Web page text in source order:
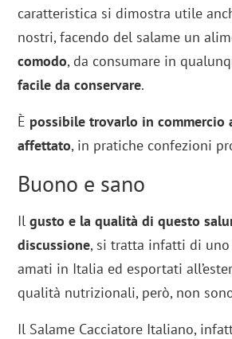
caratteristica si dimostra utile
nostri, facendo del salame un
comodo, da consumare in
facile da conservare.
È possibile trovarlo in commercio
affettato, in pratiche confezioni
Buono e sano
Ilgusto e la qualità di questo
discussione, si tratta infatti di
amati in Italia ed esportati
qualità nutrizionali, però, non
Il Salame Cacciatore Italiano,